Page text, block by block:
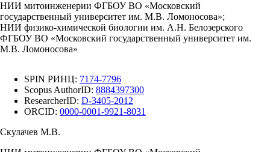
НИИ митоинженерии ФГБОУ ВО «Московский
государственный университет им. М.В. Ломоносова»;
НИИ физико-химической биологии им. А.Н. Белозерского
ФГБОУ ВО «Московский государственный университет им.
М.В. Ломоносова»
SPIN РИНЦ: 7174-7796
Scopus AuthorID: 8884397300
ResearcherID: D-3405-2012
ORCID: 0000-0001-9921-8031
Скулачев М.В.